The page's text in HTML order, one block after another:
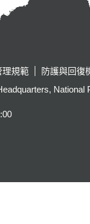
理規範 防護與回復
National